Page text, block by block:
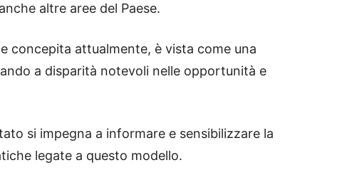
altre aree del Paese.
concepita attualmente, è vista come una
a disparità notevoli nelle opportunità e
si impegna a informare e sensibilizzare la
legate a questo modello.